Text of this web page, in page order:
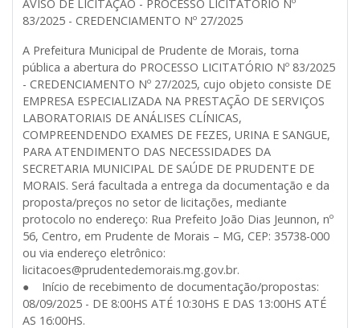
AVISO DE LICITAÇÃO - PROCESSO LICITATÓRIO Nº
83/2025 - CREDENCIAMENTO Nº 27/2025
A Prefeitura Municipal de Prudente de Morais, torna
pública a abertura do PROCESSO LICITATÓRIO Nº 83/2025
- CREDENCIAMENTO Nº 27/2025, cujo objeto consiste DE
EMPRESA ESPECIALIZADA NA PRESTAÇÃO DE SERVIÇOS
LABORATORIAIS DE ANÁLISES CLÍNICAS,
COMPREENDENDO EXAMES DE FEZES, URINA E SANGUE,
PARA ATENDIMENTO DAS NECESSIDADES DA
SECRETARIA MUNICIPAL DE SAÚDE DE PRUDENTE DE
MORAIS. Será facultada a entrega da documentação e da
proposta/preços no setor de licitações, mediante
protocolo no endereço: Rua Prefeito João Dias Jeunnon, nº
56, Centro, em Prudente de Morais – MG, CEP: 35738-000
ou via endereço eletrônico:
licitacoes@prudentedemorais.mg.gov.br.
● Início de recebimento de documentação/propostas:
08/09/2025 - DE 8:00HS ATÉ 10:30HS E DAS 13:00HS ATÉ
AS 16:00HS.